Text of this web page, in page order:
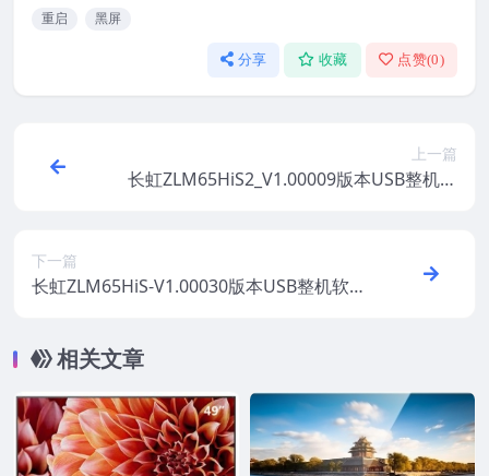
重启
黑屏
分享 收藏 点赞(0)
上一篇
长虹ZLM65HiS2_V1.00009版本USB整机软
下一篇
长虹ZLM65HiS-V1.00030版本USB整机软件
相关文章